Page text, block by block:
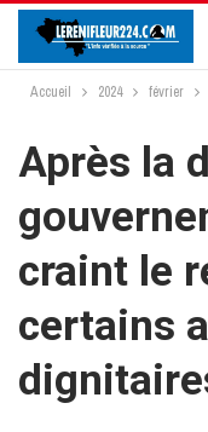
Accueil 2024 février
Après la
craint le
certains